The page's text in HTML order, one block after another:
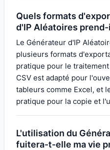
Quels formats
d'IP Aléatoires
Le Générateur d'IP
plusieurs formats
pratique pour le
CSV est adapté pour
tableurs comme Excel, et
pratique pour la copie et
L'utilisation du
fuitera-t-elle ma vie